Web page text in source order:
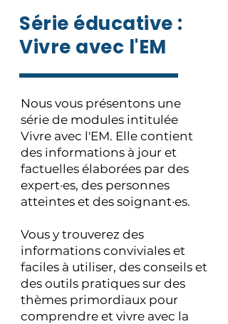
Série éducative :
Vivre avec l'EM
Nous vous présentons une
série de modules intitulée
Vivre avec l'EM. Elle contient
des informations à jour et
factuelles élaborées par des
expert·es, des personnes
atteintes et des soignant·es.
Vous y trouverez des
informations conviviales et
faciles à utiliser, des conseils et
des outils pratiques sur des
thèmes primordiaux pour
comprendre et vivre avec la